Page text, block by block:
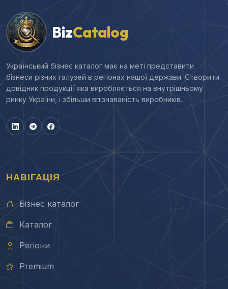
BizCatalog
Український бізнес каталог має на меті представити
бізнеси різних галузей в регіонах нашої держави. Створити
довідник продукції яка виробляється на внутрішньому
ринку України, і збільши впізнаваність виробників.
НАВІГАЦІЯ
Бізнес каталог
Каталог
Регіони
Premium